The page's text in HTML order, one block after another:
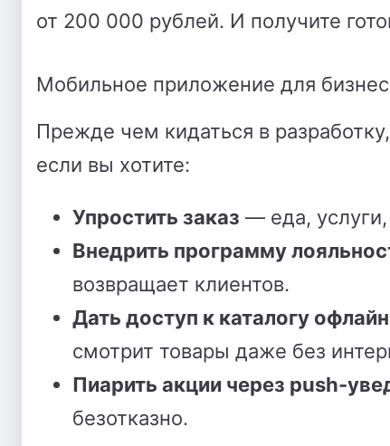
от 200 000 рублей. И получите
Мобильное приложение для
Прежде чем кидаться в
если вы хотите:
Упростить заказ — еда,
Внедрить программу
возвращает клиентов.
Дать доступ к каталогу офлайн
смотрит товары даже без
Пиарить акции через push-
безотказно.